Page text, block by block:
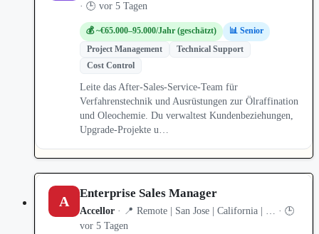
· 🕒 vor 5 Tagen
💰 ~€65.000–95.000/Jahr (geschätzt)
📊 Senior
Project Management
Technical Support
Cost Control
Leite das After-Sales-Service-Team für
Verfahrenstechnik und Ausrüstungen zur Ölraffination
und Oleochemie. Du verwaltest Kundenbeziehungen,
Upgrade-Projekte u…
A Enterprise Sales Manager
Accellor · 📍 Remote | San Jose | California | … · 🕒
vor 5 Tagen